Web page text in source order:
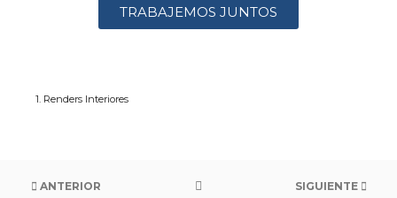
TRABAJEMOS JUNTOS
1. Renders Interiores
ANTERIOR SIGUIENTE